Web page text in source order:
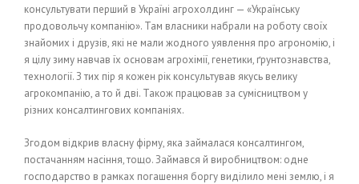
консультувати перший в Україні агрохолдинг — «Українську
продовольчу компанію». Там власники набрали на роботу своїх
знайомих і друзів, які не мали жодного уявлення про агрономію, і
я цілу зиму навчав їх основам агрохімії, генетики, ґрунтознавства,
технології. З тих пір я кожен рік консультував якусь велику
агрокомпанію, а то й дві. Також працював за сумісництвом у
різних консалтингових компаніях.
Згодом відкрив власну фірму, яка займалася консалтингом,
постачанням насіння, тощо. Займався й виробництвом: одне
господарство в рамках погашення боргу виділило мені землю, і я